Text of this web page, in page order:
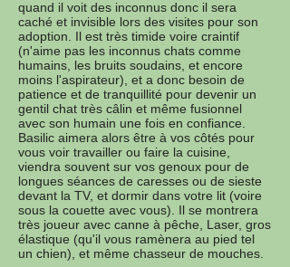
quand il voit des inconnus donc il sera
caché et invisible lors des visites pour son
adoption. Il est très timide voire craintif
(n'aime pas les inconnus chats comme
humains, les bruits soudains, et encore
moins l'aspirateur), et a donc besoin de
patience et de tranquillité pour devenir un
gentil chat très câlin et même fusionnel
avec son humain une fois en confiance.
Basilic aimera alors être à vos côtés pour
vous voir travailler ou faire la cuisine,
viendra souvent sur vos genoux pour de
longues séances de caresses ou de sieste
devant la TV, et dormir dans votre lit (voire
sous la couette avec vous). Il se montrera
très joueur avec canne à pêche, Laser, gros
élastique (qu'il vous ramènera au pied tel
un chien), et même chasseur de mouches.